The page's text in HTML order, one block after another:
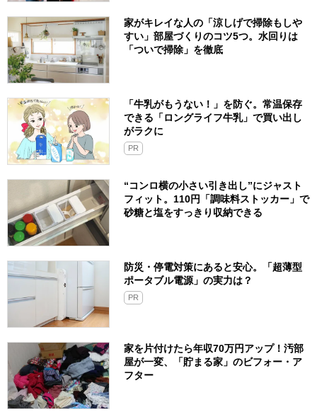
家がキレイな人の「涼しげで掃除もしや
すい」部屋づくりのコツ5つ。水回りは
「ついで掃除」を徹底
「牛乳がもうない！」を防ぐ。常温保存
できる「ロングライフ牛乳」で買い出し
がラクに
PR
“コンロ横の小さい引き出し”にジャスト
フィット。110円「調味料ストッカー」で
砂糖と塩をすっきり収納できる
防災・停電対策にあると安心。「超薄型
ポータブル電源」の実力は？​
PR
家を片付けたら年収70万円アップ！汚部
屋が一変、「貯まる家」のビフォー・ア
フター